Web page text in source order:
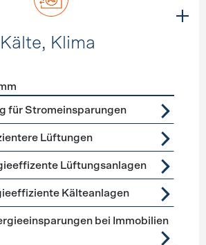
Klima
Lüftung, Kälte, Klima
für Stromeinsparungen
Lüftungen
Lüftungsanlagen
Kälteanlagen
bei Immobilien